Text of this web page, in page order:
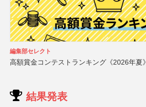
編集部セレクト
高額賞金コンテストランキング《2026年夏》
結果発表